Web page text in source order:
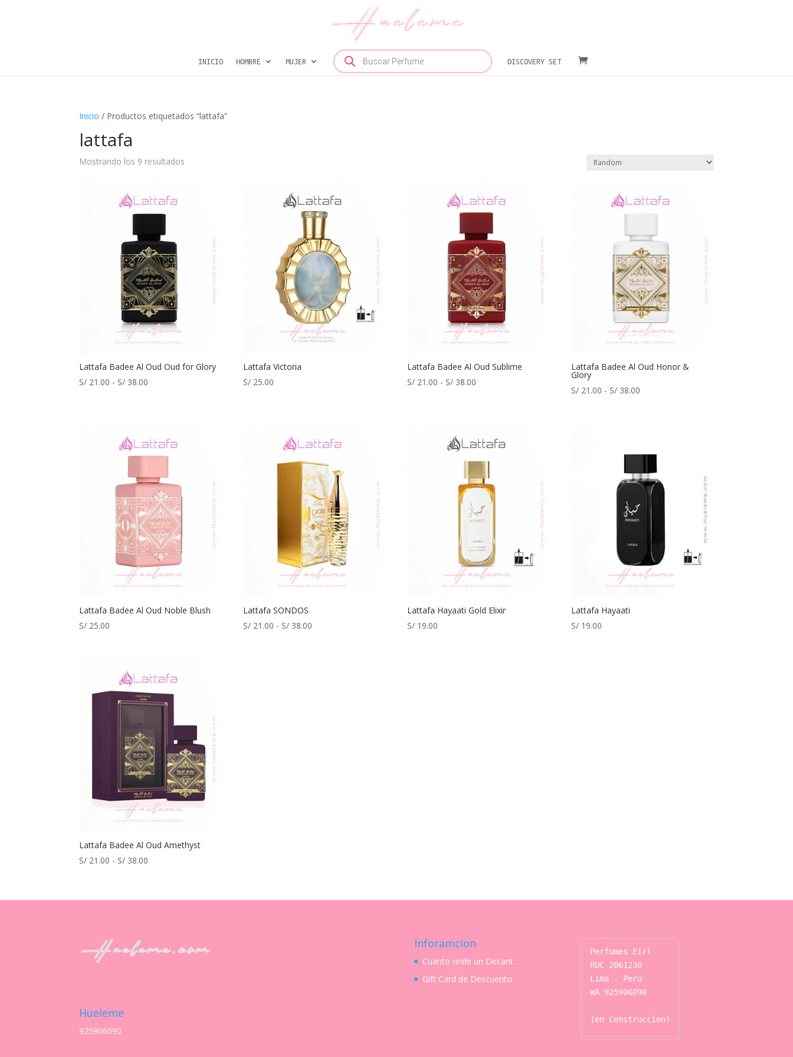
INICIO HOMBRE MUJER
Búsqueda
de
productos
DISCOVERY SET
Inicio / Productos etiquetados “lattafa”
lattafa
Mostrando los 9 resultados
Lattafa Badee Al Oud Oud for Glory
S/ 21.00 - S/ 38.00
S/ 21.00
hasta
Lattafa Victoria
S/ 25.00
Lattafa Badee Al Oud Sublime
S/ 21.00 - S/ 38.00
S/ 21.00
hasta
S/ 38.00
Lattafa Badee Al Oud Honor &
Glory
S/ 21.00 - S/ 38.00
hasta
S/ 38.00
Lattafa Badee Al Oud Noble Blush
S/ 25.00
Lattafa SONDOS
S/ 21.00 - S/ 38.00
Lattafa Hayaati Gold Elixir
S/ 19.00
Lattafa Hayaati
S/ 19.00
Lattafa Badee Al Oud Amethyst
S/ 21.00 - S/ 38.00
desde
Hueleme
925906090
Inforamcion
Cuanto rinde un Decant
Gift Card de Descuento
Perfumes Eirl
RUC 2061230
Lima - Peru
WA 925906090
(en Construccion)